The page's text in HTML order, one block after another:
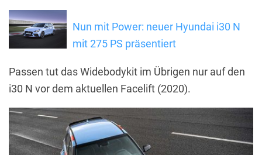
Nun mit Power: neuer Hyundai i30 N
mit 275 PS präsentiert
Passen tut das Widebodykit im Übrigen nur auf den
i30 N vor dem aktuellen Facelift (2020).